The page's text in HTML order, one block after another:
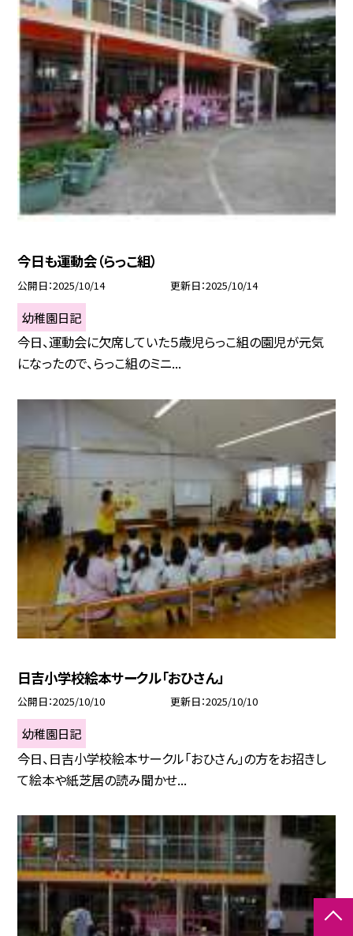
今日も運動会（らっこ組）
公開日 2025/10/14 更新日 2025/10/14
幼稚園日記
今日、運動会に欠席していた５歳児らっこ組の園児が元気
になったので、らっこ組のミニ...
日吉小学校絵本サークル「おひさん」
公開日 2025/10/10 更新日 2025/10/10
幼稚園日記
今日、日吉小学校絵本サークル「おひさん」の方をお招きし
て絵本や紙芝居の読み聞かせ...